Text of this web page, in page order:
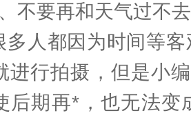
要再和天气过不
都因为时间等客
进行拍摄，但是小
后期再*，也无法变